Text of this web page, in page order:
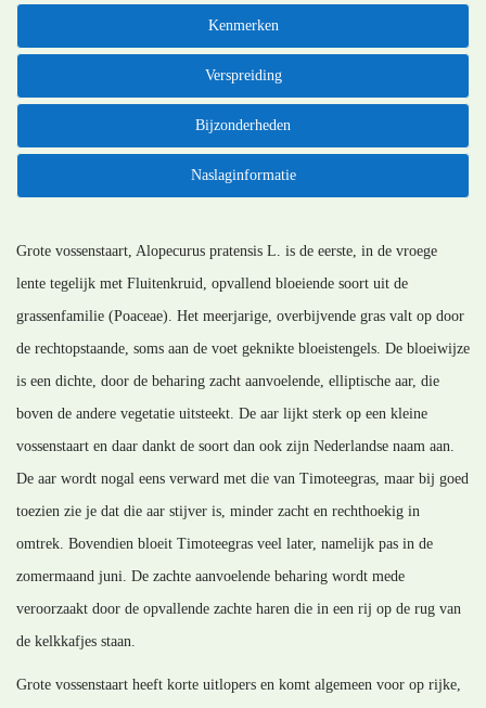
Kenmerken
Verspreiding
Bijzonderheden
Naslaginformatie
Grote vossenstaart, Alopecurus pratensis L. is de eerste, in de vroege
lente tegelijk met Fluitenkruid, opvallend bloeiende soort uit de
grassenfamilie (Poaceae). Het meerjarige, overbijvende gras valt op door
de rechtopstaande, soms aan de voet geknikte bloeistengels. De bloeiwijze
is een dichte, door de beharing zacht aanvoelende, elliptische aar, die
boven de andere vegetatie uitsteekt. De aar lijkt sterk op een kleine
vossenstaart en daar dankt de soort dan ook zijn Nederlandse naam aan.
De aar wordt nogal eens verward met die van Timoteegras, maar bij goed
toezien zie je dat die aar stijver is, minder zacht en rechthoekig in
omtrek. Bovendien bloeit Timoteegras veel later, namelijk pas in de
zomermaand juni. De zachte aanvoelende beharing wordt mede
veroorzaakt door de opvallende zachte haren die in een rij op de rug van
de kelkkafjes staan.
Grote vossenstaart heeft korte uitlopers en komt algemeen voor op rijke,